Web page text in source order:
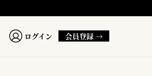
ログイン 会員登録 →